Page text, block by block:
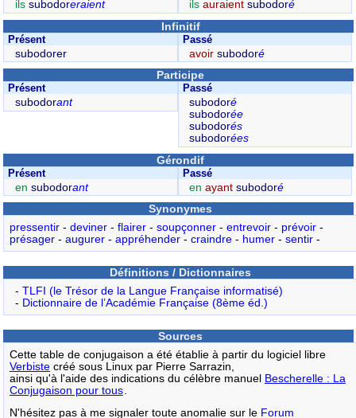
ils subodoreraient
ilsauraient subodoré
Infinitif
Présent
subodorer
Passé
avoir subodoré
Participe
Présent
subodorant
Passé
subodoré
subodorée
subodorés
subodorées
Gérondif
Présent
en subodorant
Passé
enayant subodoré
Synonymes
pressentir- deviner- flairer- soupçonner- entrevoir- prévoir-
présager- augurer- appréhender- craindre- humer- sentir-
Définitions / Dictionnaires
- TLFI (le Trésor de la Langue Française informatisé)
- Dictionnaire de l’Académie Française (8ème éd.)
Sources
Cette table de conjugaison a été établie à partir du logiciel libre
Verbistecréé sous Linux par Pierre Sarrazin,
ainsi qu'à l'aide des indications du célèbre manuel Bescherelle : La
Conjugaison pour tous
N'hésitez pas à me signaler toute anomalie sur le Forum